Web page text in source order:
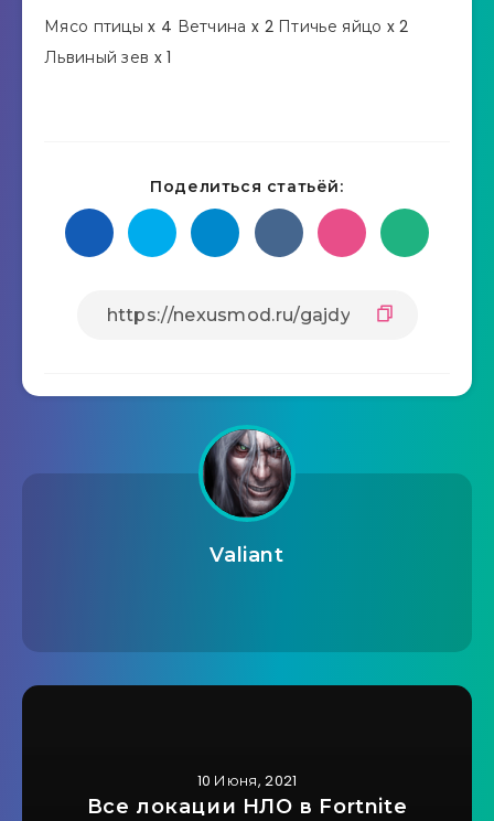
Мясо птицы x 4 Ветчина x 2 Птичье яйцо x 2
Львиный зев x 1
Поделиться статьёй:
Valiant
10 Июня, 2021
Все локации НЛО в Fortnite